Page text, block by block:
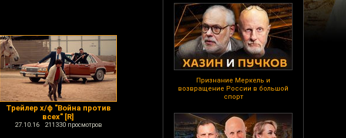
Признание Меркель и
возвращение России в большой
спорт
Трейлер х/ф "Война против
всех" [R]
27.10.16 211330 просмотров